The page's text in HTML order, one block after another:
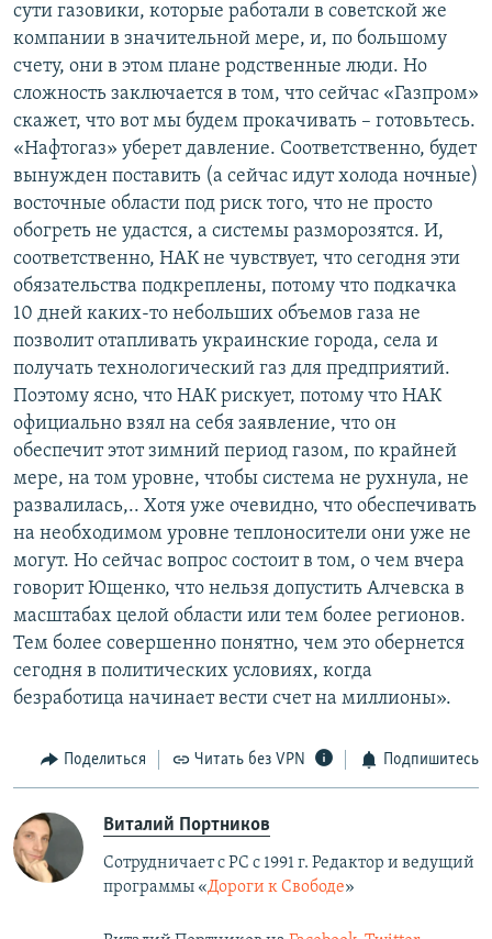
сути газовики, которые работали в советской же
компании в значительной мере, и, по большому
счету, они в этом плане родственные люди. Но
сложность заключается в том, что сейчас «Газпром»
скажет, что вот мы будем прокачивать – готовьтесь.
«Нафтогаз» уберет давление. Соответственно, будет
вынужден поставить (а сейчас идут холода ночные)
восточные области под риск того, что не просто
обогреть не удастся, а системы разморозятся. И,
соответственно, НАК не чувствует, что сегодня эти
обязательства подкреплены, потому что подкачка
10 дней каких-то небольших объемов газа не
позволит отапливать украинские города, села и
получать технологический газ для предприятий.
Поэтому ясно, что НАК рискует, потому что НАК
официально взял на себя заявление, что он
обеспечит этот зимний период газом, по крайней
мере, на том уровне, чтобы система не рухнула, не
развалилась,.. Хотя уже очевидно, что обеспечивать
на необходимом уровне теплоносители они уже не
могут. Но сейчас вопрос состоит в том, о чем вчера
говорит Ющенко, что нельзя допустить Алчевска в
масштабах целой области или тем более регионов.
Тем более совершенно понятно, чем это обернется
сегодня в политических условиях, когда
безработица начинает вести счет на миллионы».
Поделиться Читать без VPN Подпишитесь
Виталий Портников
Сотрудничает с РС с 1991 г. Редактор и ведущий
программы «Дороги к Свободе»